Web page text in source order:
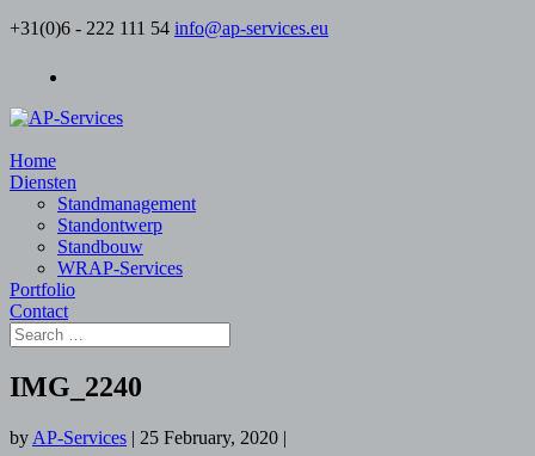
+31(0)6 - 222 111 54 info@ap-services.eu
Home
Diensten
Standmanagement
Standontwerp
Standbouw
WRAP-Services
Portfolio
Contact
IMG_2240
by AP-Services | 25 February, 2020 |